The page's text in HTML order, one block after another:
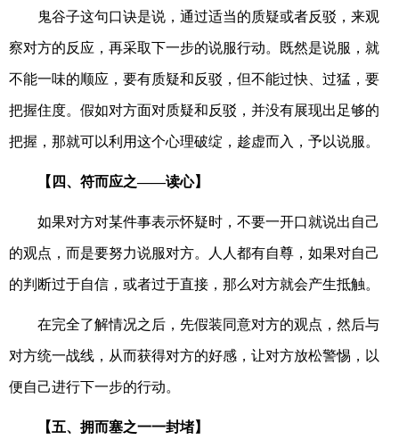
鬼谷子这句口诀是说，通过适当的质疑或者反驳，来观
察对方的反应，再采取下一步的说服行动。既然是说服，就
不能一味的顺应，要有质疑和反驳，但不能过快、过猛，要
把握住度。假如对方面对质疑和反驳，并没有展现出足够的
把握，那就可以利用这个心理破绽，趁虚而入，予以说服。
【四、符而应之——读心】
如果对方对某件事表示怀疑时，不要一开口就说出自己
的观点，而是要努力说服对方。人人都有自尊，如果对自己
的判断过于自信，或者过于直接，那么对方就会产生抵触。
在完全了解情况之后，先假装同意对方的观点，然后与
对方统一战线，从而获得对方的好感，让对方放松警惕，以
便自己进行下一步的行动。
【五、拥而塞之一一封堵】